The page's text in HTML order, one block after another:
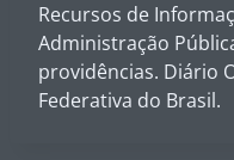
Recursos de
Administração
providências. Diário
Federativa do Brasil.